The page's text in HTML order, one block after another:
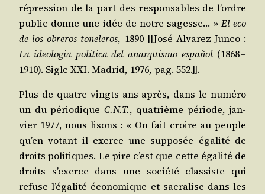
répres­sion de la part des res­pon­sables de l’ordre
public donne une idée de notre sagesse… » El eco
de los obre­ros tone­le­ros, 1890 [[José Alva­rez Jun­co :
La ideo­lo­gia poli­ti­ca del anar­quis­mo español (1868 –
1910). Sigle XXI. Madrid, 1976, pag. 552.]].
Plus de quatre-vingts ans après, dans le numé­ro
un du pério­dique C.N.T., qua­trième période, jan­
vier 1977, nous lisons : « On fait croire au peuple
qu’en votant il exerce une sup­po­sée éga­li­té de
droits poli­tiques. Le pire c’est que cette éga­li­té de
droits s’exerce dans une socié­té clas­siste qui
refuse l’é­ga­li­té éco­no­mique et sacra­lise dans les